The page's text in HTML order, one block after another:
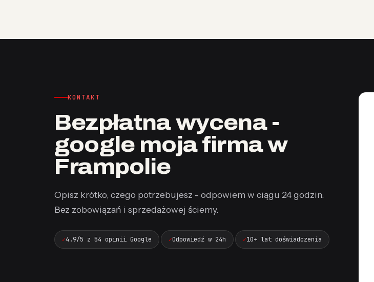
KONTAKT
Bezpłatna wycena -
google moja firma w
Frampolie
Opisz krótko, czego potrzebujesz - odpowiem w ciągu 24 godzin.
Bez zobowiązań i sprzedażowej ściemy.
4.9/5 z 54 opinii Google Odpowiedź w 24h 10+ lat doświadczenia